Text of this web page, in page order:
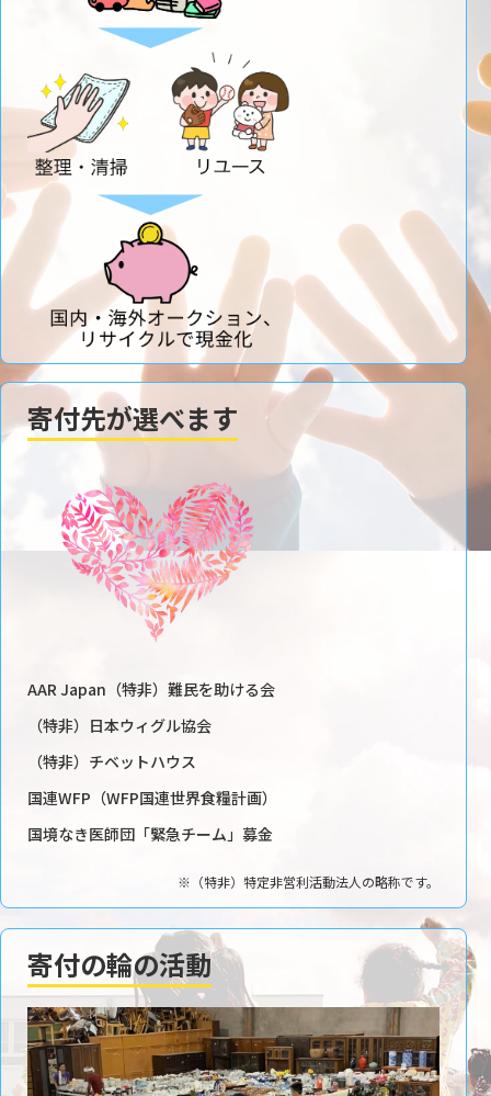
寄付先が選べます
AAR Japan（特非）難民を助ける会
（特非）日本ウィグル協会
（特非）チベットハウス
国連WFP（WFP国連世界食糧計画）
国境なき医師団「緊急チーム」募金
※（特非）特定非営利活動法人の略称です。
寄付の輪の活動